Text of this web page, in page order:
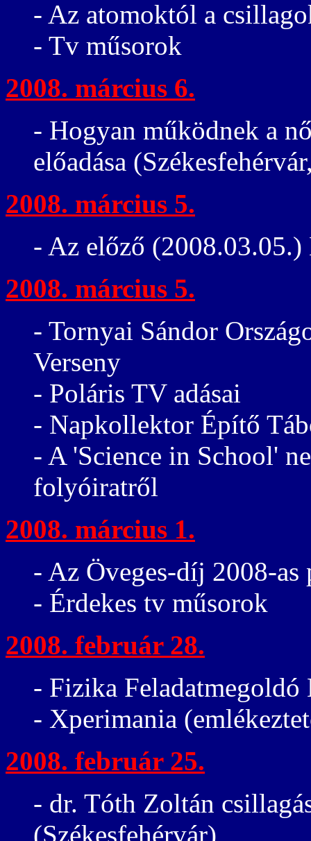
- Az atomoktól a
- Tv műsorok
2008. március 6.
- Hogyan működnek a
előadása
2008. március 5.
- Az előző
2008. március 5.
- Tornyai Sándor
Verseny
- Poláris TV adásai
- Napkollektor Építő
- A 'Science in School'
folyóiratről
2008. március 1.
- Az Öveges-díj 2008-as
- Érdekes tv műsorok
2008. február 28.
- Fizika Feladatmegoldó
- Xperimania
2008. február 25.
- dr. Tóth Zoltán
(Székesfehérvár)